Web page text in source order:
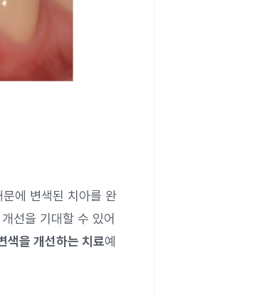
에 변색된 치아를 완
선을 기대할 수 있어
색을 개선하는 치료예